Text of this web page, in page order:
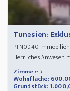
Tunesien:
PTN0040
Herrliches Anwesen
Zimmer: 7
Wohnfläche:
Grundstück: